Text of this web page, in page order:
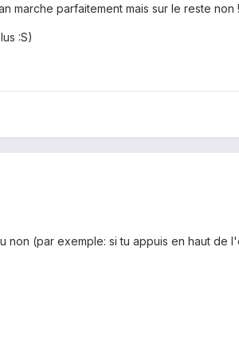
marche parfaitement mais sur le reste non
:S)
(par exemple: si tu appuis en haut de